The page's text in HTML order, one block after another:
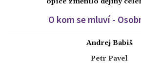
O kom se mluví -
Andrej Babiš
Petr Pavel